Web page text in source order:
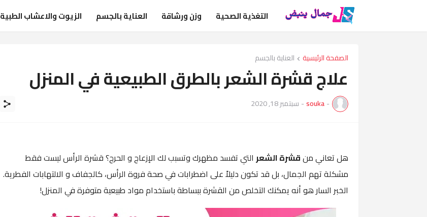
التغذية الصحية وزن ورشاقة العناية بالجسم الزيوت والاعشاب الطبية
الصفحة الرئيسية العناية بالجسم
علاج قشرة الشعر بالطرق الطبيعية في المنزل
-
souka
- سبتمبر 18, 2020
هل تعاني منقشرة الشعر التي تفسد مظهرك وتسبب لك الإزعاج و الحرج؟ قشرة الرأس ليست فقط
مشكلة تهم الجمال، بل قد تكون دليلاً على اضطرابات في صحة فروة الرأس، كالجفاف و الالتهابات الفطرية.
الخبر السار هو أنه يمكنك التخلص من القشرة ببساطة باستخدام مواد طبيعية متوفرة في المنزل!